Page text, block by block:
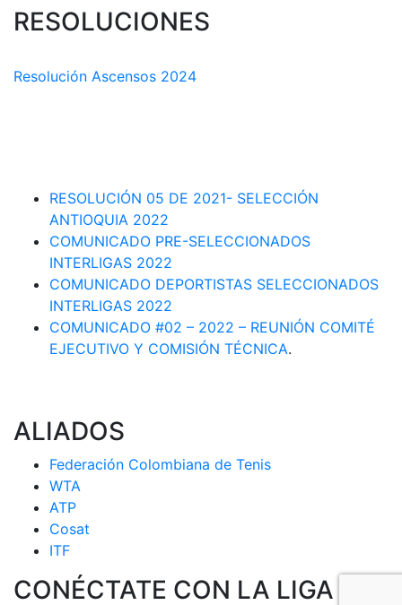
RESOLUCIONES
Resolución Ascensos 2024
RESOLUCIÓN 05 DE 2021- SELECCIÓN
ANTIOQUIA 2022
COMUNICADO PRE-SELECCIONADOS
INTERLIGAS 2022
COMUNICADO DEPORTISTAS SELECCIONADOS
INTERLIGAS 2022
COMUNICADO #02 – 2022 – REUNIÓN COMITÉ
EJECUTIVO Y COMISIÓN TÉCNICA.
ALIADOS
Federación Colombiana de Tenis
WTA
ATP
Cosat
ITF
CONÉCTATE CON LA LIGA